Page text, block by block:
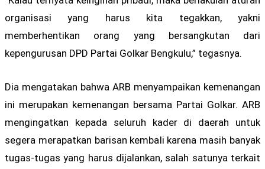
organisasi yang harus kita tegakkan, yakni
memberhentikan orang yang bersangkutan dari
kepengurusan DPD Partai Golkar Bengkulu,” tegasnya.
Dia mengatakan bahwa ARB menyampaikan kemenangan
ini merupakan kemenangan bersama Partai Golkar. ARB
mengingatkan kepada seluruh kader di daerah untuk
segera merapatkan barisan kembali karena masih banyak
tugas-tugas yang harus dijalankan, salah satunya terkait